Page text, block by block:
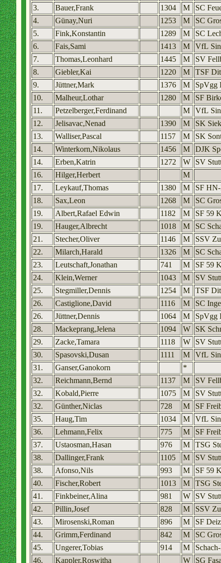
3.
Bauer,Frank 1304 M
SC
4.
Günay,Nuri 1253 M
SC
5.
Fink,Konstantin 1289 M
SC
6.
Fais,Sami 1413 M
VfL
7.
Thomas,Leonhard 1445 M
SV
8.
Giebler,Kai 1220 M
TSF
9.
Jüttner,Mark 1376 M
SpVgg
10.
Malheur,Lothar 1280 M
SF
11.
Petzelberger,Ferdinand M
VfL
12.
Jelisavac,Nenad 1390 M
SK
13.
Walliser,Pascal 1157 M
SK
14.
Winterkorn,Nikolaus 1456 M
DJK
14.
Erben,Katrin 1272 W
SV
16.
Hilger,Herbert
M
17.
Leykauf,Thomas 1380 M
SF
18.
Sax,Leon 1268 M
SC
19.
Albert,Rafael Edwin 1182 M
SF 59
19.
Hauger,Albrecht 1018 M
SC
21.
Stecher,Oliver 1146 M
SSV
22.
Milarch,Harald 1326 M
SC
23.
Leutschaft,Jonathan 741 M
SF 59
24.
Klein,Werner 1043 M
SV
25.
Stegmiller,Dennis 1254 M
TSF
26.
Castiglione,David 1116 M
SC
26.
Jüttner,Dennis 1064 M
SpVgg
28.
Mackeprang,Jelena 1094 W
SK
29.
Zacke,Tamara 1118 W
SV
30.
Spasovski,Dusan 1111 M
VfL
31.
Ganser,Ganokorn
*
32.
Reichmann,Bernd 1137 M
SV
32.
Kobald,Pierre 1075 M
SV
32.
Günther,Niclas 728 M
SF
35.
Haug,Tim 1034 M
VfL
36.
Lehmann,Felix 775 M
SF
37.
Ustaosman,Hasan 976 M
TSG
38.
Dallinger,Frank 1105 M
SV
38.
Afonso,Nils 993 M
SF 59
40.
Fischer,Robert 1013 M
TSG
41.
Finkbeiner,Alina 981 W
SV
42.
Pillin,Josef 828 M
SSV
43.
Mirosenski,Roman 896 M
SF
44.
Grimm,Ferdinand 842 M
SC
45.
Ungerer,Tobias 914 M
46.
Kappler,Roswitha W SG